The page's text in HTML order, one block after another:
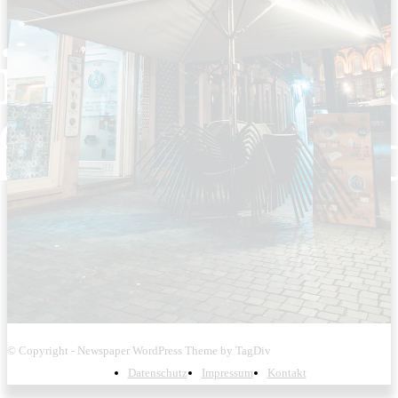
© Copyright - Newspaper WordPress Theme by TagDiv
Datenschutz
Impressum Kontakt